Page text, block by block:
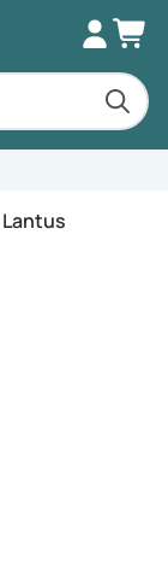
Lantus